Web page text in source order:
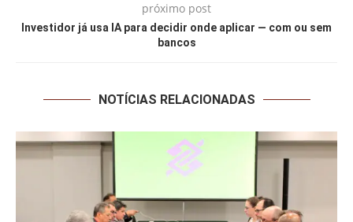
próximo post
Investidor já usa IA para decidir onde aplicar — com ou sem
bancos
NOTÍCIAS RELACIONADAS